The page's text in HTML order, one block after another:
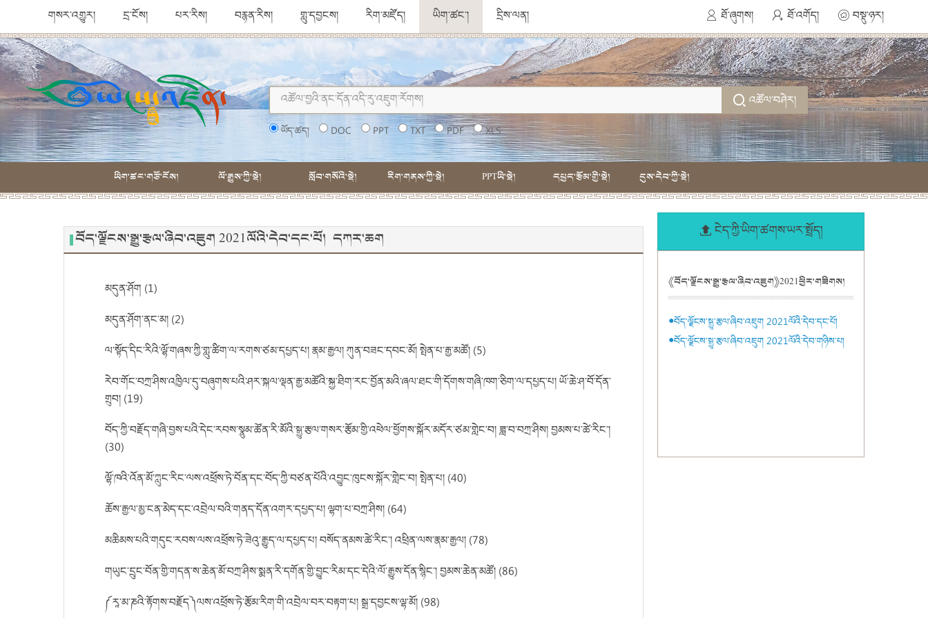
ཐོ་ཞུགས། ཐོ་འགོད། བསྡུ་ཉར།
གསར་འགྱུར། དྲ་ངོས། པར་རིས། བརྙན་རིས། གླུ་དབྱངས། རིག་མཛོད། ཡིག་ཚང་། དྲིས་ལན།
འཚོལ་བཤེར།
ཡོད་ཚད། DOC PPT TXT PDF XLS
ཡིག་ཚང་གཙོ་ངོས། ལོ་རྒྱུས་ཀྱི་སྡེ། སློབ་གསོའི་སྡེ། རིག་གནས་ཀྱི་སྡེ། PPTཡི་སྡེ། དཔྱད་རྩོམ་གྱི་སྡེ། དུས་དེབ་ཀྱི་སྡེ།
བོད་ལྗོངས་སྒྱུ་རྩལ་ཞིབ་འཇུག 2021ལོའི་དེབ་དང་པོ། དཀར་ཆག
མདུན་ཤོག (1)
མདུན་ཤོག་ནང་མ། (2)
ལ་སྟོད་དིང་རིའི་ལྷོ་གཞས་ཀྱི་གླུ་ཚིག་ལ་རགས་ཙམ་དཔྱད་པ། རྣམ་རྒྱལ། ཀུན་བཟང་དབང་མོ། སྤེན་པ་རྒྱ་མཚོ། (5)
རེབ་གོང་བཀྲ་ཤིས་འཁྱིལ་དུ་བཞུགས་པའི་ཤར་སྐལ་ལྡན་རྒྱ་མཚོའི་སྐྱ་ཐིག་རང་བྱོན་མའི་ཞལ་ཐང་གི་དོགས་གཞི་ཁག་ཅིག་ལ་དཔྱད་པ། ཡོ་ཆེ་ཤ་བོ་དོན་
གྲུབ། (19)
བོད་ཀྱི་བརྗོད་གཞི་བྱས་པའི་དེང་རབས་སྣུམ་ཚོན་རི་མོའི་སྒྱུ་རྩལ་གསར་རྩོམ་གྱི་འཕེལ་ཕྱོགས་སྐོར་མདོར་ཙམ་གླེང་བ། ཟླ་བ་བཀྲ་ཤིས། བྱམས་པ་ཚེ་རིང་།
(30)
ལྷོ་ཁའི་འོན་མོ་ཀླུང་རིང་ལས་འཕྲོས་ཏེ་བོན་དང་བོད་ཀྱི་བཙན་པོའི་འབྱུང་ཁུངས་སྐོར་གླེང་བ། སྤེན་པ། (40)
ཆོས་རྒྱལ་མྱ་ངན་མེད་དང་འབྲེལ་བའི་གནད་དོན་འགར་དཔྱད་པ། ལྷག་པ་བཀྲ་ཤིས། (64)
མཆིམས་པའི་གདུང་རབས་ལས་འཕྲོས་ཏེ་ཟེའུ་རྒྱུད་ལ་དཔྱད་པ། བསོད་ནམས་ཚེ་རིང་། འཕྲིན་ལས་རྣམ་རྒྱལ། (78)
གཡུང་དྲུང་བོན་གྱི་གདན་ས་ཆེན་མོ་བཀྲ་ཤིས་སྨན་རི་དགོན་གྱི་བྱུང་རིམ་དང་དེའི་ལོ་རྒྱུས་དོན་སྙིང་། བྱམས་ཆེན་མཚོ། (86)
༼རཱ་མ་ཎའི་རྟོགས་བརྗོད༽ལས་འཕྲོས་ཏེ་རྩོམ་རིག་གི་འབྲེལ་བར་བརྟག་པ། སྒྲ་དབྱངས་ལྷ་མོ། (98)
ངེད་ཀྱི་ཡིག་ཚགས་ཡར་སྤྲོད།
《བོད་ལྗོངས་སྒྱུ་རྩལ་ཞིབ་འཇུག》2021ཕྱིར་གཟིགས།
●བོད་ལྗོངས་སྒྱུ་རྩལ་ཞིབ་འཇུག 2021ལོའི་དེབ་དང་པོ།
●བོད་ལྗོངས་སྒྱུ་རྩལ་ཞིབ་འཇུག 2021ལོའི་དེབ་གཉིས་པ།